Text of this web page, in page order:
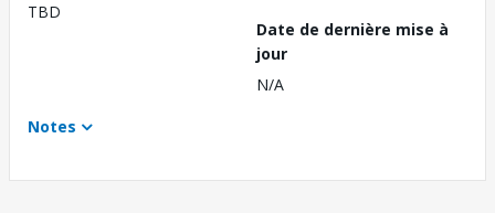
TBD
Date de dernière mise à
jour
N/A
Notes